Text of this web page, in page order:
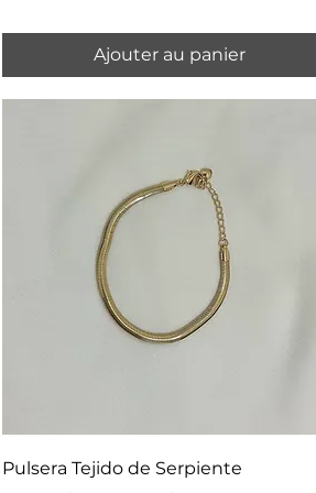
Ajouter au panier
Pulsera Tejido de Serpiente